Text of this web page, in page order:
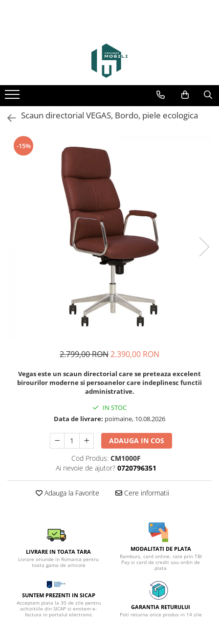
Scaun directorial VEGAS, Bordo, piele ecologica
-15%
2.799,00 RON2.390,00 RON
Vegas este un scaun directorial care se preteaza excelent
birourilor moderne si persoanelor care indeplinesc functii
administrative.
IN STOC
Data de livrare: poimaine, 10.08.2026
ADAUGA IN COS
Cod Produs: CM1000F
Ai nevoie de ajutor? 0720796351
Adauga la Favorite Cere informatii
LIVRARE IN TOATA TARA
Livrare oriunde in Romania pentru
toata gama de articole
MODALITATI DE PLATA
Ramburs, card online, rate prin TBI
Pay si card de credit sau ordin de
plata
SUNTEM PREZENTI IN SICAP
Acceptam plata la 30 de zile pentru
achizitiile din SICAP si emitem e-
factura in portalul electronic
GARANTIA RETURULUI
Poti returna orice produs in 14 zile